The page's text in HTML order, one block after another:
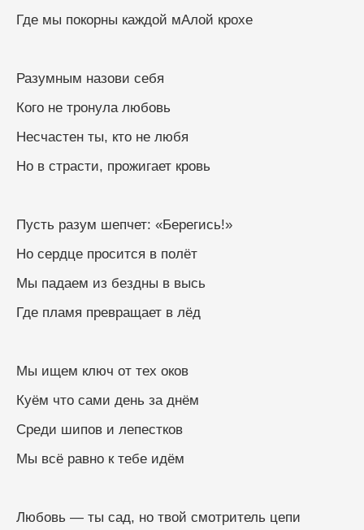
Где мы покорны каждой мАлой крохе
Разумным назови себя
Кого не тронула любовь
Несчастен ты, кто не любя
Но в страсти, прожигает кровь
Пусть разум шепчет: «Берегись!»
Но сердце просится в полёт
Мы падаем из бездны в высь
Где пламя превращает в лёд
Мы ищем ключ от тех оков
Куём что сами день за днём
Среди шипов и лепестков
Мы всё равно к тебе идём
Любовь — ты сад, но твой смотритель цепи